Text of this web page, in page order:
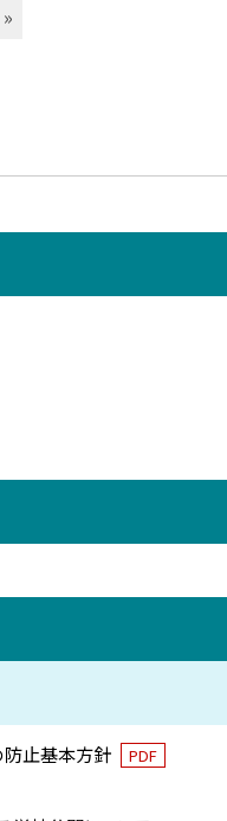
»
止基本方針 PDF